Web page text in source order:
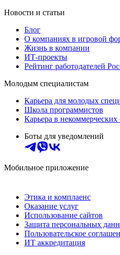
Новости и статьи
Блог
О компаниях в игровой
Жизнь в компании
ИТ-проекты
Рейтинг работодателей
Молодым специалистам
Карьера для молодых
Школа программистов
Карьера в некоммерческих
Боты для уведомлений
Мобильное приложение
Этика и комплаенс
Оказание услуг
Использование сайтов
Защита персональных
Пользовательское
ИТ аккредитация